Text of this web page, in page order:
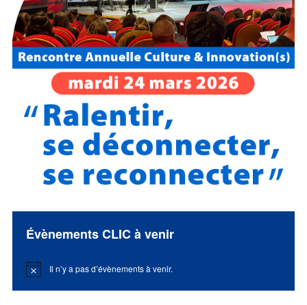
Évènements CLIC à venir
Notice Il n’y a pas d’évènements à venir.